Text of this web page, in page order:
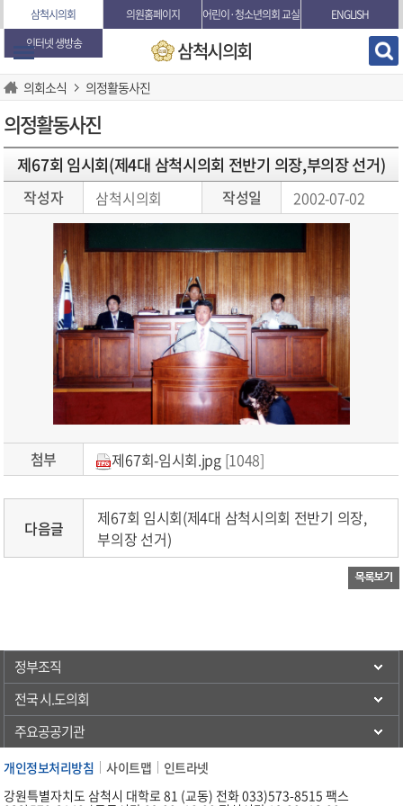
본문바로가기
삼척시의회 의원홈페이지 어린이·청소년의회 교실
ENGLISH
인터넷 생방송
삼척시의회
의회소식 의정활동사진
의정활동사진
제67회 임시회(제4대 삼척시의회 전반기 의장,부의장 선거)
작성자 삼척시의회 작성일 2002-07-02
첨부 제67회-임시회.jpg [1048]
다음글
제67회 임시회(제4대 삼척시의회 전반기 의장,
부의장 선거)
정부조직
전국 시.도의회
주요공공기관
개인정보처리방침 사이트맵
인트라넷
강원특별자치도 삼척시 대학로 81 (교동) 전화 033)573-8515 팩스